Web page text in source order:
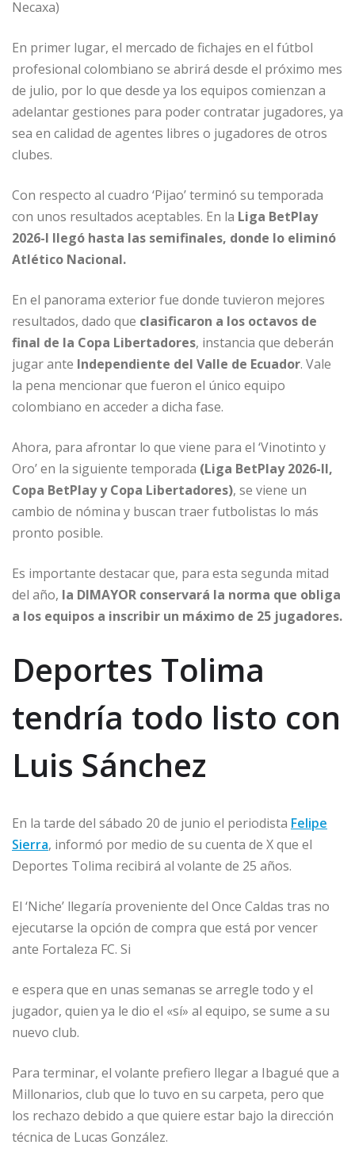
Necaxa)
En primer lugar, el mercado de fichajes en el fútbol
profesional colombiano se abrirá desde el próximo mes
de julio, por lo que desde ya los equipos comienzan a
adelantar gestiones para poder contratar jugadores, ya
sea en calidad de agentes libres o jugadores de otros
clubes.
Con respecto al cuadro ‘Pijao’ terminó su temporada
con unos resultados aceptables. En la Liga BetPlay
2026-I llegó hasta las semifinales, donde lo eliminó
Atlético Nacional.
En el panorama exterior fue donde tuvieron mejores
resultados, dado que clasificaron a los octavos de
final de la Copa Libertadores, instancia que deberán
jugar ante Independiente del Valle de Ecuador. Vale
la pena mencionar que fueron el único equipo
colombiano en acceder a dicha fase.
Ahora, para afrontar lo que viene para el ‘Vinotinto y
Oro’ en la siguiente temporada (Liga BetPlay 2026-II,
Copa BetPlay y Copa Libertadores), se viene un
cambio de nómina y buscan traer futbolistas lo más
pronto posible.
Es importante destacar que, para esta segunda mitad
del año, la DIMAYOR conservará la norma que obliga
a los equipos a inscribir un máximo de 25 jugadores.
Deportes Tolima
tendría todo listo con
Luis Sánchez
En la tarde del sábado 20 de junio el periodista Felipe
Sierra, informó por medio de su cuenta de X que el
Deportes Tolima recibirá al volante de 25 años.
El ‘Niche’ llegaría proveniente del Once Caldas tras no
ejecutarse la opción de compra que está por vencer
ante Fortaleza FC. Si
e espera que en unas semanas se arregle todo y el
jugador, quien ya le dio el «sí» al equipo, se sume a su
nuevo club.
Para terminar, el volante prefiero llegar a Ibagué que a
Millonarios, club que lo tuvo en su carpeta, pero que
los rechazo debido a que quiere estar bajo la dirección
técnica de Lucas González.